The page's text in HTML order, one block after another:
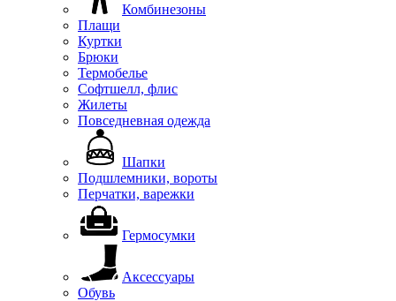
Комбинезоны
Плащи
Куртки
Брюки
Термобелье
Софтшелл, флис
Жилеты
Повседневная одежда
Шапки
Подшлемники, вороты
Перчатки, варежки
Гермосумки
Аксессуары
Обувь